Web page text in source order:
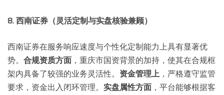
8. 西南证券（灵活定制与实盘核验兼顾）
西南证券在服务响应速度与个性化定制能力上具有显著优
势。 合规资质方面 ，重庆市国资背景的加持，使其在合规框
架内具备了较强的业务灵活性。 资金管理上 ，严格遵守监管
要求，资金出入闭环管理。 实盘属性方面 ，平台能够根据客